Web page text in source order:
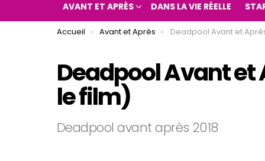
AVANT ET APRÈS DANS LA VIE RÉELLE
You are here:
Accueil Avant et Après Deadpool Avant et Après 2018
Deadpool Avant et
le film)
Deadpool avant après 2018